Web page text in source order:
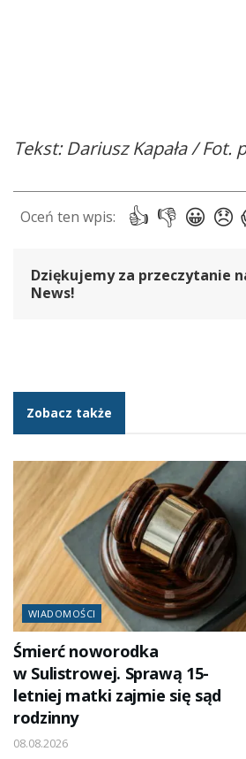
Tekst: Dariusz Kapała / Fot.
Dziękujemy za przeczytanie
News!
Zobacz także
WIADOMOŚCI
Śmierć noworodka
w Sulistrowej. Sprawą 15-
letniej matki zajmie się sąd
rodzinny
08.08.2026